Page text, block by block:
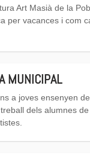
Art Masià de la
per vacances i com
MUNICIPAL
a joves ensenyen
dels alumnes